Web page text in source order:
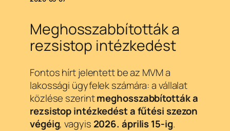
Meghosszabbították a
rezsistop intézkedést
Fontos hírt jelentett be az MVM a
lakossági ügyfelek számára: a vállalat
közlése szerintmeghosszabbították a
rezsistop intézkedést a fűtési szezon
végéig, vagyis 2026. április 15-ig.